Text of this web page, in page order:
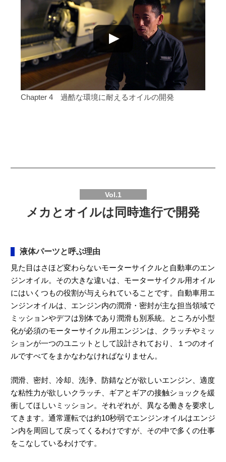
Chapter 4 過酷な環境に耐えるオイルの開発
Vol.1
メカとオイルは同時進行で開発
液体パーツと呼ぶ理由
見た目はさほど変わらないモーターサイクルと自動車のエン
ジンオイル。その大きな違いは、モーターサイクル用オイル
にはいくつもの役割が与えられていることです。自動車用エ
ンジンオイルは、エンジン内の潤滑・密封が主な担当領域で
ミッションやデフは別体であり潤滑も別系統。ところが小型
化が必須のモーターサイクル用エンジンは、クラッチやミッ
ションが一つのユニットとして設計されており、１つのオイ
ルですべてをまかなわなければなりません。
潤滑、密封、冷却、洗浄、防錆などが欲しいエンジン、適度
な粘性力が欲しいクラッチ、ギアとギアの接触ショックを緩
衝してほしいミッション。それぞれが、異なる働きを要求し
てきます。通常運転では約10秒弱でエンジンオイルはエンジ
ン内を周回して戻ってくるわけですが、その中で多くの仕事
をこなしているわけです。